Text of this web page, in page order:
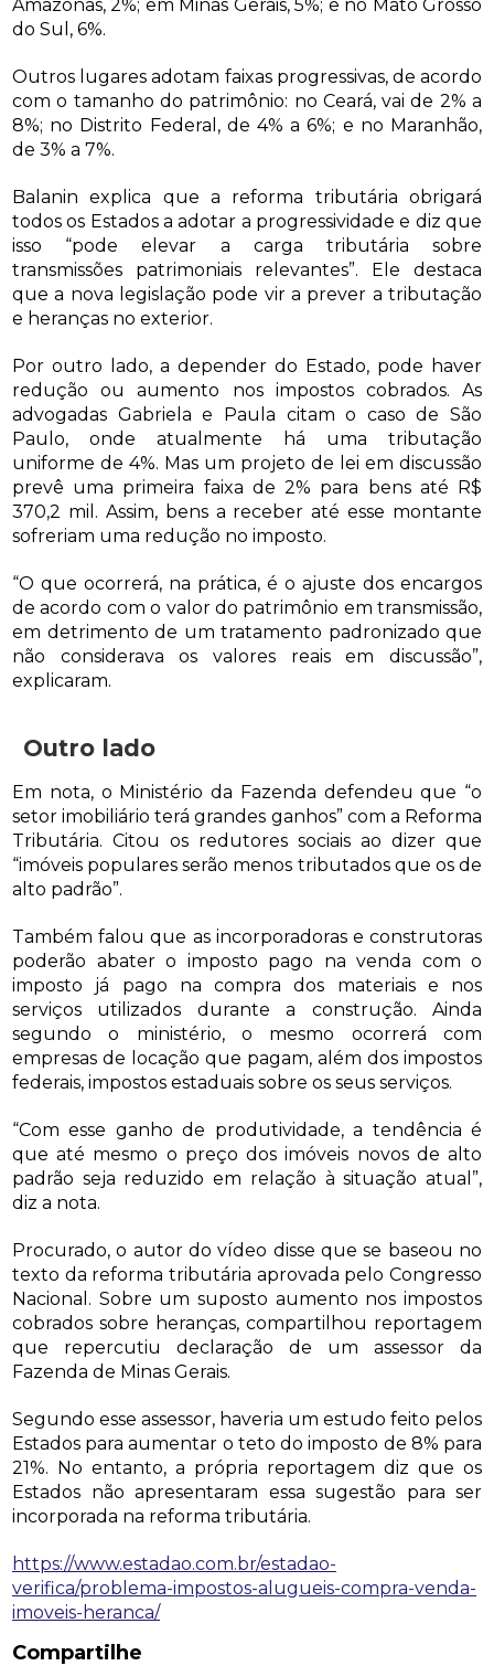
Amazonas, 2%; em Minas Gerais, 5%; e no Mato Grosso
do Sul, 6%.
Outros lugares adotam faixas progressivas, de acordo
com o tamanho do patrimônio: no Ceará, vai de 2% a
8%; no Distrito Federal, de 4% a 6%; e no Maranhão,
de 3% a 7%.
Balanin explica que a reforma tributária obrigará
todos os Estados a adotar a progressividade e diz que
isso “pode elevar a carga tributária sobre
transmissões patrimoniais relevantes”. Ele destaca
que a nova legislação pode vir a prever a tributação
e heranças no exterior.
Por outro lado, a depender do Estado, pode haver
redução ou aumento nos impostos cobrados. As
advogadas Gabriela e Paula citam o caso de São
Paulo, onde atualmente há uma tributação
uniforme de 4%. Mas um projeto de lei em discussão
prevê uma primeira faixa de 2% para bens até R$
370,2 mil. Assim, bens a receber até esse montante
sofreriam uma redução no imposto.
“O que ocorrerá, na prática, é o ajuste dos encargos
de acordo com o valor do patrimônio em transmissão,
em detrimento de um tratamento padronizado que
não considerava os valores reais em discussão”,
explicaram.
Outro lado
Em nota, o Ministério da Fazenda defendeu que “o
setor imobiliário terá grandes ganhos” com a Reforma
Tributária. Citou os redutores sociais ao dizer que
“imóveis populares serão menos tributados que os de
alto padrão”.
Também falou que as incorporadoras e construtoras
poderão abater o imposto pago na venda com o
imposto já pago na compra dos materiais e nos
serviços utilizados durante a construção. Ainda
segundo o ministério, o mesmo ocorrerá com
empresas de locação que pagam, além dos impostos
federais, impostos estaduais sobre os seus serviços.
“Com esse ganho de produtividade, a tendência é
que até mesmo o preço dos imóveis novos de alto
padrão seja reduzido em relação à situação atual”,
diz a nota.
Procurado, o autor do vídeo disse que se baseou no
texto da reforma tributária aprovada pelo Congresso
Nacional. Sobre um suposto aumento nos impostos
cobrados sobre heranças, compartilhou reportagem
que repercutiu declaração de um assessor da
Fazenda de Minas Gerais.
Segundo esse assessor, haveria um estudo feito pelos
Estados para aumentar o teto do imposto de 8% para
21%. No entanto, a própria reportagem diz que os
Estados não apresentaram essa sugestão para ser
incorporada na reforma tributária.
https://www.estadao.com.br/estadao-
verifica/problema-impostos-alugueis-compra-venda-
imoveis-heranca/
Compartilhe